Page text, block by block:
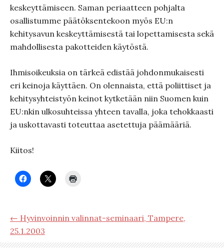
keskeyttämiseen. Saman periaatteen pohjalta
osallistumme päätöksentekoon myös EU:n
kehitysavun keskeyttämisestä tai lopettamisesta sekä
mahdollisesta pakotteiden käytöstä.
Ihmisoikeuksia on tärkeä edistää johdonmukaisesti
eri keinoja käyttäen. On olennaista, että poliittiset ja
kehitysyhteistyön keinot kytketään niin Suomen kuin
EU:nkin ulkosuhteissa yhteen tavalla, joka tehokkaasti
ja uskottavasti toteuttaa asetettuja päämääriä.
Kiitos!
← Hyvinvoinnin valinnat-seminaari, Tampere,
25.1.2003